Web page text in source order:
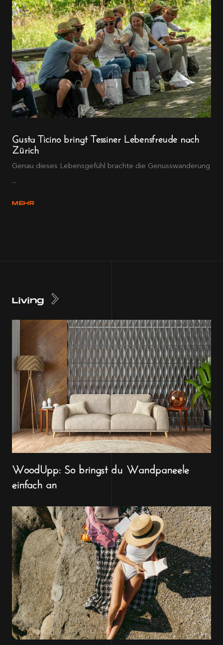
Gusta Ticino bringt Tessiner Lebensfreude nach
Zürich
Genau dieses Lebensgefühl brachte die Genusswanderung
...
MEHR
Living
WoodUpp: So bringst du Wandpaneele
einfach an